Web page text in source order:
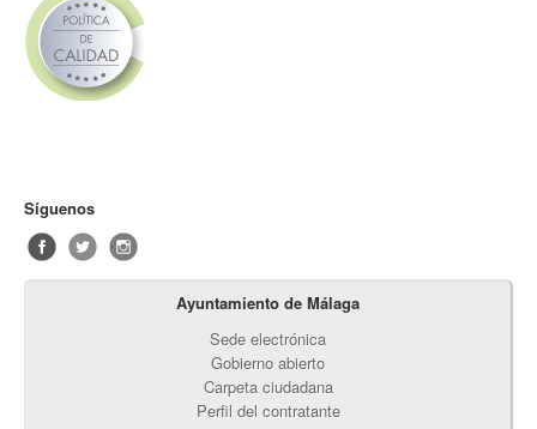
Síguenos
Ayuntamiento de Málaga
Sede electrónica
Gobierno abierto
Carpeta ciudadana
Perfil del contratante